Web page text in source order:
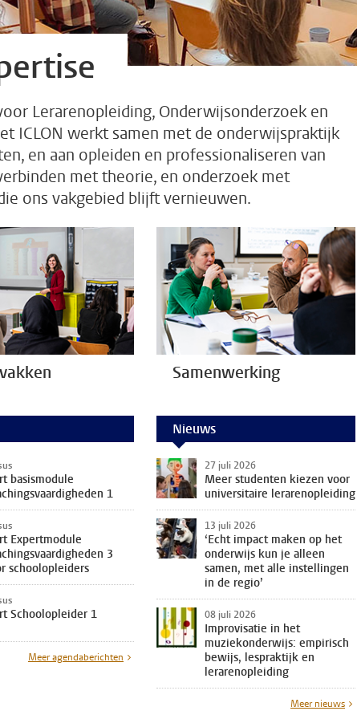
Lerarenopleiding, Onderwijsonderzoek en
ICLON werkt samen met de onderwijspraktijk
en aan opleiden en professionaliseren van
met theorie, en onderzoek met
ons vakgebied blijft vernieuwen.
Samenwerking
basismodule
1
Expertmodule
3
schoolopleiders
Schoolopleider 1
Meer agendaberichten
Nieuws
27 juli 2026
Meer studenten kiezen voor
universitaire lerarenopleiding
13 juli 2026
‘Echt impact maken op het
onderwijs kun je alleen
samen, met alle instellingen
in de regio’
08 juli 2026
Improvisatie in het
muziekonderwijs: empirisch
bewijs, lespraktijk en
lerarenopleiding
Meer nieuws